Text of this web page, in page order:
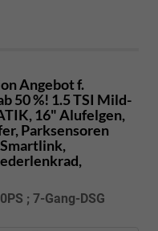
Angebot f.
50 %! 1.5 TSI Mild-
16" Alufelgen,
Parksensoren
; 7-Gang-DSG